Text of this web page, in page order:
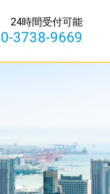
24時間受付可能
3738-9669